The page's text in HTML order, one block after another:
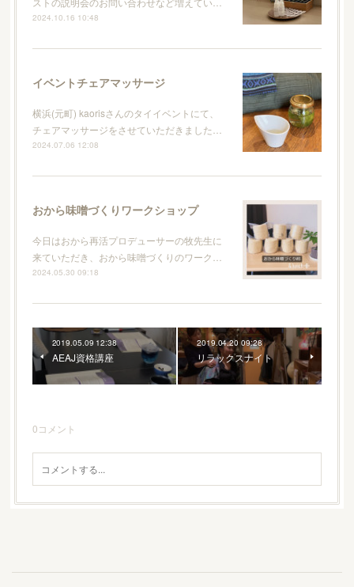
2024.10.16 10:48
イベントチェアマッサージ
横浜(元町) kaorisさんのタイイベントにて、
チェアマッサージをさせていただきました…
2024.07.06 12:08
おから味噌づくりワークショップ
今日はおから再活プロデューサーの牧先生に
来ていただき、おから味噌づくりのワーク…
2024.05.30 09:18
2019.05.09 12:38
AEAJ資格講座
2019.04.20 09:28
リラックスナイト
0コメント